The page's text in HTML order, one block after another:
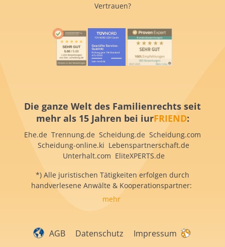
Vertrauen?
Die ganze Welt des Familienrechts seit
mehr als 15 Jahren bei iurFRIEND:
Ehe.de Trennung.de Scheidung.de Scheidung.com
Scheidung-online.ki Lebenspartnerschaft.de
Unterhalt.com EliteXPERTS.de
*) Alle juristischen Tätigkeiten erfolgen durch
handverlesene Anwälte & Kooperationspartner:
mehr
AGB Datenschutz Impressum